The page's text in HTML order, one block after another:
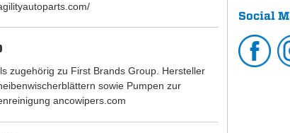
zugehörig zu First Brands Group. Hersteller
sowie Pumpen zur
ancowipers.com
Social